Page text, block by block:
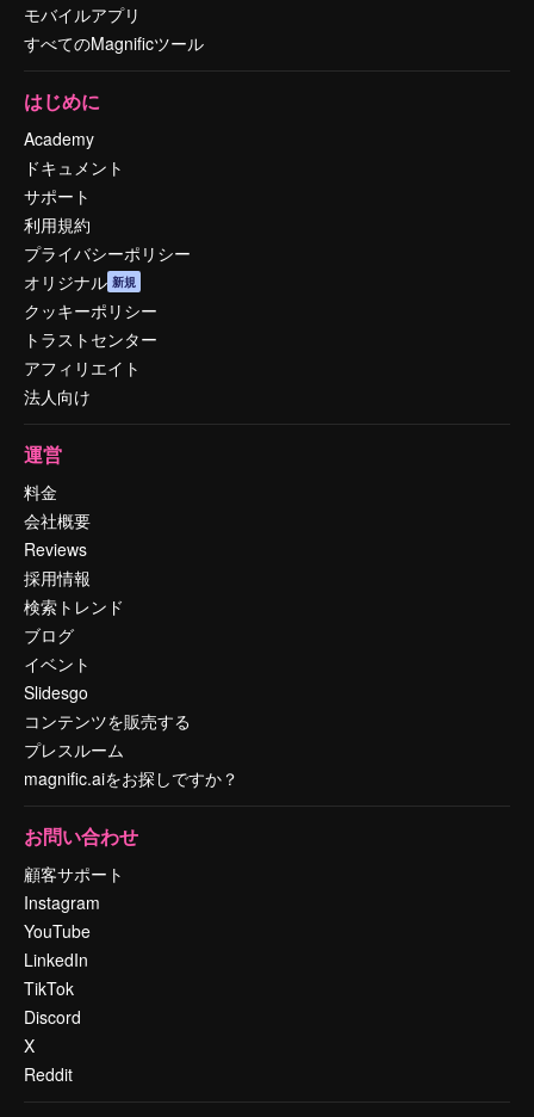
モバイルアプリ
すべてのMagnificツール
はじめに
Academy
ドキュメント
サポート
利用規約
プライバシーポリシー
オリジナル 新規
クッキーポリシー
トラストセンター
アフィリエイト
法人向け
運営
料金
会社概要
Reviews
採用情報
検索トレンド
ブログ
イベント
Slidesgo
コンテンツを販売する
プレスルーム
magnific.aiをお探しですか？
お問い合わせ
顧客サポート
Instagram
YouTube
LinkedIn
TikTok
Discord
X
Reddit